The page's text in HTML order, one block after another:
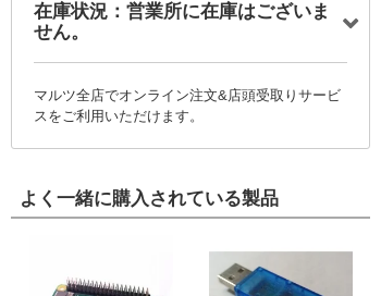
在庫状況：営業所に在庫はございま
せん。
マルツ全店でオンライン注文&店頭受取りサービ
スをご利用いただけます。
よく一緒に購入されている製品